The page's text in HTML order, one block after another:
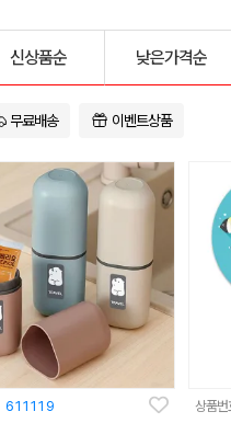
신상품순 낮은가격순
무료배송 이벤트상품
611119 상품